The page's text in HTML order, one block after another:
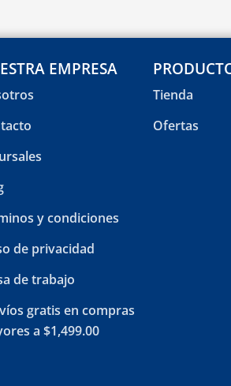
EMPRESA
y condiciones
de privacidad
de trabajo
gratis en compras
a $1,499.00
Tienda
Ofertas